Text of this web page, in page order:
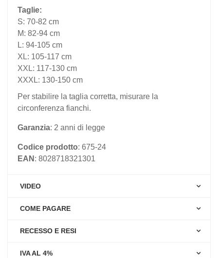
Taglie:
S: 70-82 cm
M: 82-94 cm
L: 94-105 cm
XL: 105-117 cm
XXL: 117-130 cm
XXXL: 130-150 cm
Per stabilire la taglia corretta, misurare la
circonferenza fianchi.
Garanzia: 2 anni di legge
Codice prodotto: 675-24
EAN : 8028718321301
VIDEO
COME PAGARE
RECESSO E RESI
IVA AL 4%